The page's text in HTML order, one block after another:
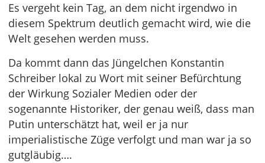
Es vergeht kein Tag, an dem nicht irgendwo in
diesem Spektrum deutlich gemacht wird, wie die
Welt gesehen werden muss.
Da kommt dann das Jüngelchen Konstantin
Schreiber lokal zu Wort mit seiner Befürchtung
der Wirkung Sozialer Medien oder der
sogenannte Historiker, der genau weiß, dass man
Putin unterschätzt hat, weil er ja nur
imperialistische Züge verfolgt und man war ja so
gutgläubig….